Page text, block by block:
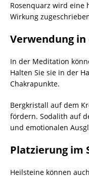
Rosenquarz wird
Wirkung
Verwendung
In der Meditation
Halten Sie sie in der
Chakrapunkte.
Bergkristall auf dem
fördern. Sodalith auf
und emotionalen
Platzierung im
Heilsteine können